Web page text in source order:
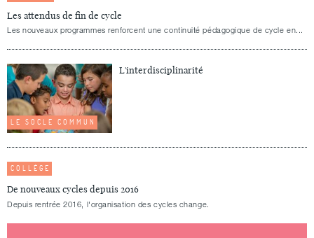
Les attendus de fin de cycle
Les nouveaux programmes renforcent une continuité pédagogique de cycle en...
LE SOCLE COMMUN
L'interdisciplinarité
COLLÈGE
De nouveaux cycles depuis 2016
Depuis rentrée 2016, l'organisation des cycles change.